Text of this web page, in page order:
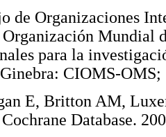
de Organizaciones
Mundial
para la
Ginebra: CIOMS-
E, Britton AM,
Cochrane